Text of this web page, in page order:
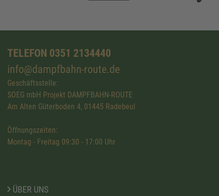
TELEFON 0351 2134440
info@dampfbahn-route.de
Geschäftsstelle:
SOEG mbH Projekt DAMPFBAHN-ROUTE
Am Alten Güterboden 4, 01445 Radebeul
Öffnungszeiten:
Montag - Freitag 09:30 - 17:00 Uhr
ÜBER UNS